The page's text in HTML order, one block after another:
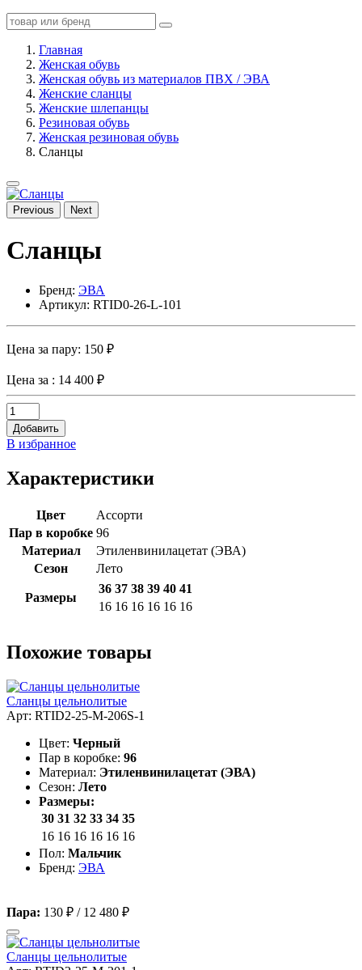
Главная
Женская обувь
Женская обувь из материалов ПВХ / ЭВА
Женские сланцы
Женские шлепанцы
Резиновая обувь
Женская резиновая обувь
Сланцы
Previous Next
Сланцы
Бренд: ЭВА
Артикул: RTID0-26-L-101
Цена за пару: 150 ₽
Цена за : 14 400 ₽
Добавить
В избранное
Характеристики
Цвет
Ассорти
Пар в коробке 96
Материал
Этиленвинилацетат (ЭВА)
Сезон
Лето
Размеры
36 37 38 39 40 41
16 16 16 16 16 16
Похожие товары
Сланцы цельнолитые
Арт: RTID2-25-M-206S-1
Цвет: Черный
Пар в коробке: 96
Материал: Этиленвинилацетат (ЭВА)
Сезон: Лето
Размеры:
30 31 32 33 34 35
16 16 16 16 16 16
Пол: Мальчик
Бренд: ЭВА
Пара: 130 ₽ / 12 480 ₽
Сланцы цельнолитые